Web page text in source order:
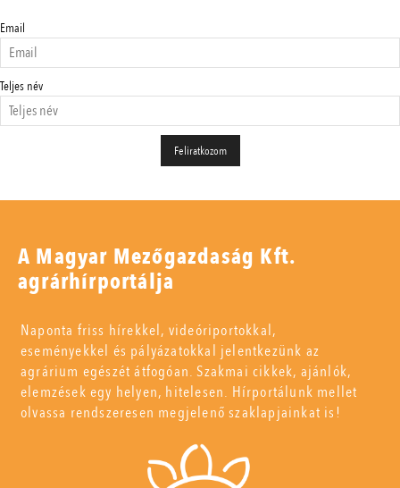
Email
Teljes név
A Magyar Mezőgazdaság Kft.
agrárhírportálja
Naponta friss hírekkel, videóriportokkal,
eseményekkel és pályázatokkal jelentkezünk az
agrárium egészét átfogóan. Szakmai cikkek, ajánlók,
elemzések egy helyen, hitelesen. Hírportálunk mellet
olvassa rendszeresen megjelenő szaklapjainkat is!